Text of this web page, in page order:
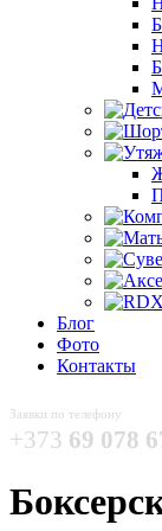
Блог
Фото
Контакты
Заявки по телефону
+373 69 078